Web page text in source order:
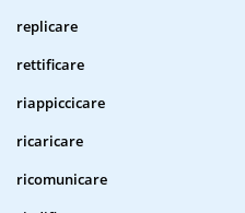
replicare
rettificare
riappiccicare
ricaricare
ricomunicare